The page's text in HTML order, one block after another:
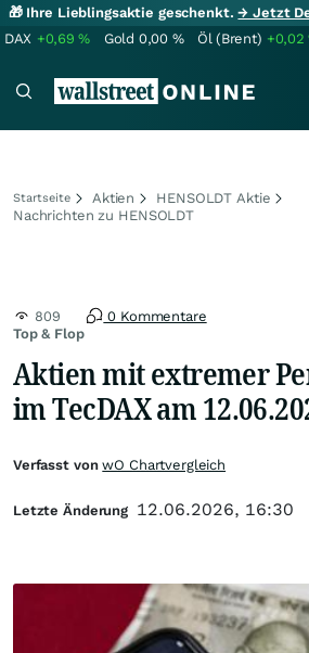
🎁 Ihre Lieblingsaktie geschenkt.→ Jetzt
DAX +0,69% Gold 0,00 % Öl (Brent) +0,02
Startseite Aktien
HENSOLDT Aktie
Nachrichten zu HENSOLDT
Top & Flop
809 0 Kommentare
Aktien mit extremer
im TecDAX am
Verfasst vonwO Chartvergleich
Letzte Änderung 12.06.2026, 16:30